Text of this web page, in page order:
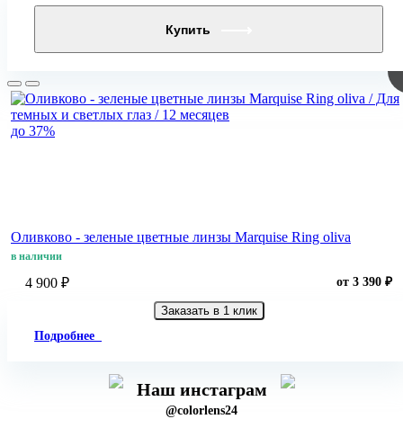
до 37%
Оливково - зеленые цветные линзы Marquise Ring oliva
в наличии
4 900 ₽ от 3 390 ₽
Заказать в 1 клик
Подробнее
Наш инстаграм
@colorlens24